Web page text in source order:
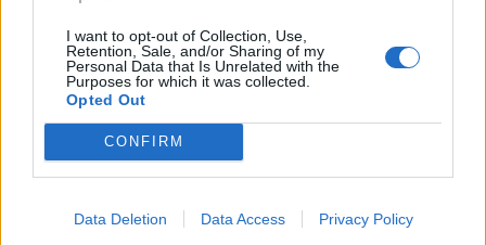
I want to opt-out of Collection, Use,
Retention, Sale, and/or Sharing of my
Personal Data that Is Unrelated with the
Purposes for which it was collected.
Opted Out
CONFIRM
Data Deletion Data Access Privacy Policy
Com a estreia mundial da nova geração em 2013, foram
estabelecidos componentes básicos que ainda se
utilizam atualmente. Para seguir cumprindo com o seu
compromisso com a sustentabilidade, em 2022 foi
alcançada outra marca importante: a introdução do
modelo convencional.